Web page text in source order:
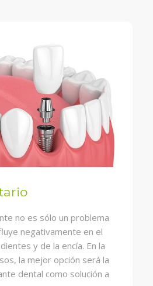
no es sólo un problema
negativamente en el
y de la encía. En la
la mejor opción será la
dental como solución a